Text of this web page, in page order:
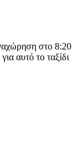
στο 8:20
αυτό το ταξίδι